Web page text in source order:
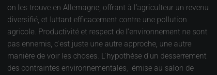
on les trouve en Allemagne, offrant à l’agriculteur un revenu
diversifié, et luttant efficacement contre une pollution
agricole. Productivité et respect de l’environnement ne sont
pas ennemis, c’est juste une autre approche, une autre
manière de voir les choses. L’hypothèse d’un desserrement
des contraintes environnementales, émise au salon de